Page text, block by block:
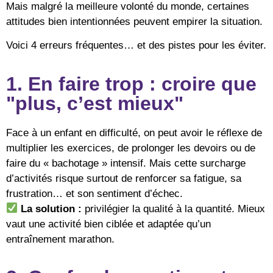
Mais malgré la meilleure volonté du monde, certaines
attitudes bien intentionnées peuvent empirer la situation.
Voici 4 erreurs fréquentes… et des pistes pour les éviter.
1. En faire trop : croire que
"plus, c’est mieux"
Face à un enfant en difficulté, on peut avoir le réflexe de
multiplier les exercices, de prolonger les devoirs ou de
faire du « bachotage » intensif. Mais cette surcharge
d’activités risque surtout de renforcer sa fatigue, sa
frustration… et son sentiment d’échec.
La solution : privilégier la qualité à la quantité. Mieux
vaut une activité bien ciblée et adaptée qu’un
entraînement marathon.